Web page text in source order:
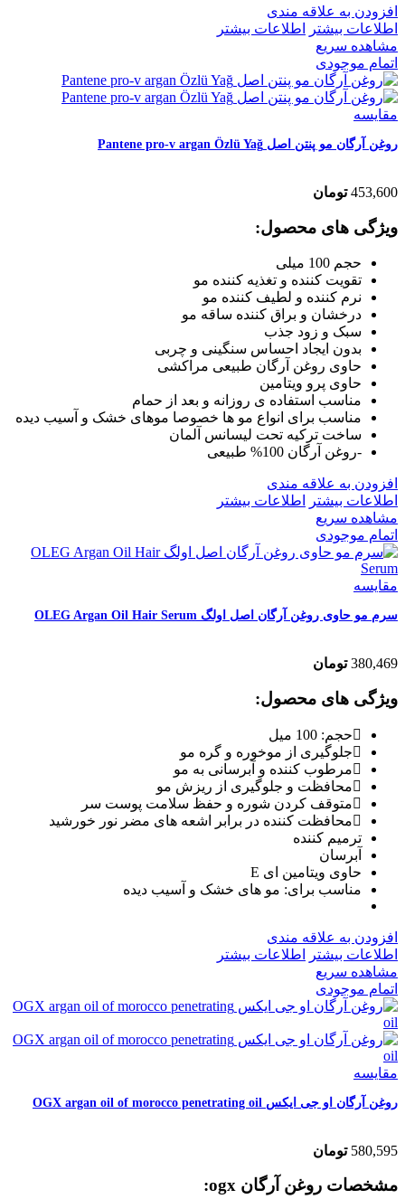
افزودن به علاقه مندی
اطلاعات بیشتر
اطلاعات بیشتر
مشاهده سریع
اتمام موجودی
مقایسه
روغن آرگان مو پنتن اصل Pantene pro-v argan Özlü Yağ
453,600 تومان
ویژگی های محصول:
حجم 100 میلی
تقویت کننده و تغذیه کننده مو
نرم کننده و لطیف کننده مو
درخشان و براق کننده ساقه مو
سبک و زود جذب
بدون ایجاد احساس سنگینی و چربی
حاوی روغن آرگان طبیعی مراکشی
حاوی پرو ویتامین
مناسب استفاده ی روزانه و بعد از حمام
مناسب برای انواع مو ها خصوصا موهای خشک و آسیب دیده
ساخت ترکیه تحت لیسانس آلمان
-روغن آرگان 100% طبیعی
افزودن به علاقه مندی
اطلاعات بیشتر
اطلاعات بیشتر
مشاهده سریع
اتمام موجودی
مقایسه
سرم مو حاوی روغن آرگان اصل اولگ OLEG Argan Oil Hair Serum
380,469 تومان
ویژگی های محصول:
حجم: 100 میل
جلوگیری از موخوره و گره مو
مرطوب کننده و آبرسانی به مو
محافظت و جلوگیری از ریزش مو
متوقف کردن شوره و حفظ سلامت پوست سر
محافظت کننده در برابر اشعه های مضر نور خورشید
ترمیم کننده
آبرسان
حاوی ویتامین ای E
مناسب برای: مو های خشک و آسیب دیده
افزودن به علاقه مندی
اطلاعات بیشتر
اطلاعات بیشتر
مشاهده سریع
اتمام موجودی
مقایسه
روغن آرگان او جی ايکس OGX argan oil of morocco penetrating oil
580,595 تومان
مشخصات روغن آرگان ogx: